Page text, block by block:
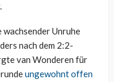
Unruhe
nach dem 2:2-
van Wonderen für
ungewohnt offen